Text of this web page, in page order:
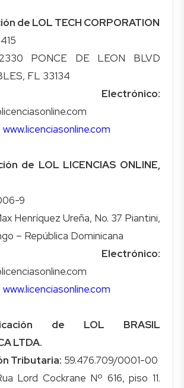
de LOL TECH CORPORATION
PONCE DE LEON BLVD
Electrónico:
www.licenciasonline.com
de LOL LICENCIAS ONLINE,
Henríquez Ureña, No. 37 Piantini,
Electrónico:
www.licenciasonline.com
de LOL BRASIL
LTDA.
Tributaria:
Lord Cockrane Nº 616, piso 11.